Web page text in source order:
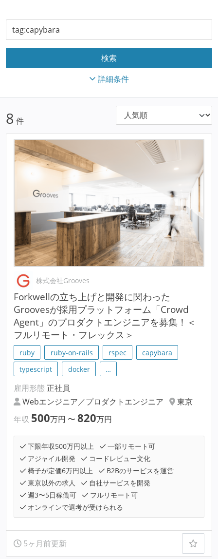
詳細条件
8 件
株式会社Grooves
Forkwellの立ち上げと開発に関わった
Groovesが採用プラットフォーム「Crowd
Agent」のプロダクトエンジニアを募集！＜
フルリモート・フレックス＞
ruby ruby-on-rails rspec
capybara
typescript
docker …
雇用形態 正社員
Webエンジニア／プロダクトエンジニア
東京
年収 500万円 〜 820万円
下限年収500万円以上
一部リモート可
アジャイル開発
コードレビュー文化
椅子が定価6万円以上
B2Bのサービスを運営
東京以外の求人
自社サービスを開発
週3〜5日稼働可
フルリモート可
オンラインで選考が受けられる
5ヶ月前更新